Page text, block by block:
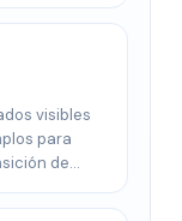
visibles
para
de…